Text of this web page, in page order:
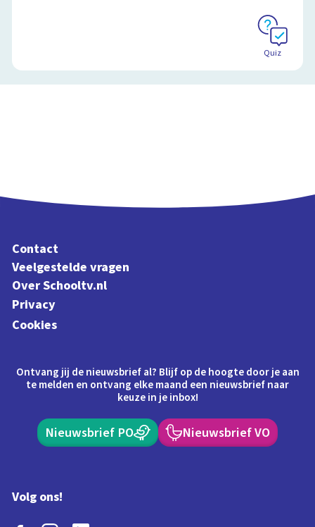
Quiz
Contact
Veelgestelde vragen
Over Schooltv.nl
Privacy
Cookies
Ontvang jij de nieuwsbrief al? Blijf op de hoogte door je aan
te melden en ontvang elke maand een nieuwsbrief naar
keuze in je inbox!
Nieuwsbrief PO Nieuwsbrief VO
Volg ons!